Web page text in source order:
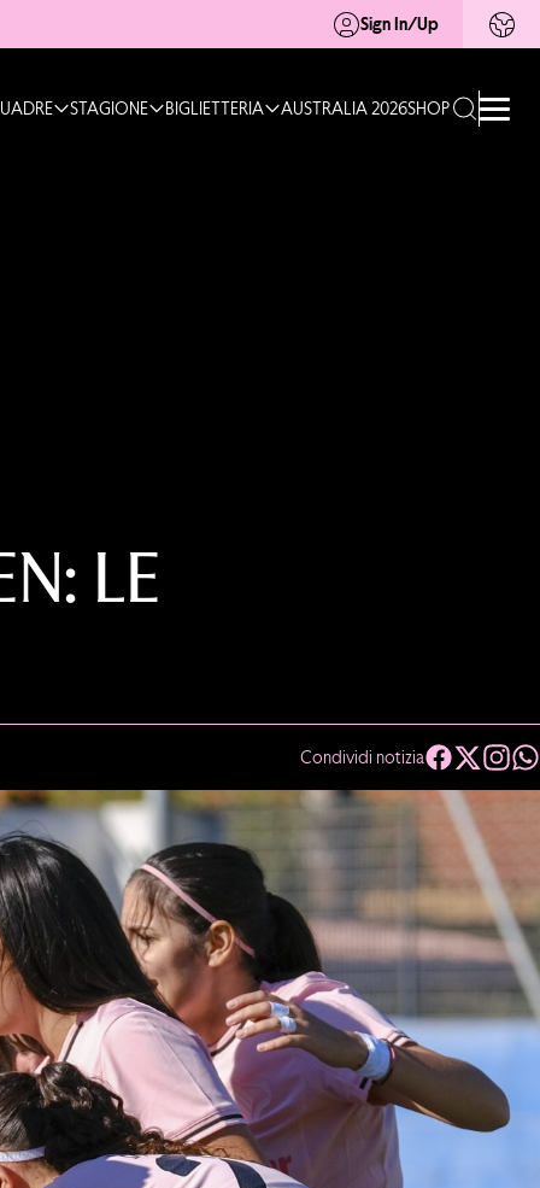
Sign In/Up
STAGIONE BIGLIETTERIA AUSTRALIA 2026SHOP
LE
Condividi notizia